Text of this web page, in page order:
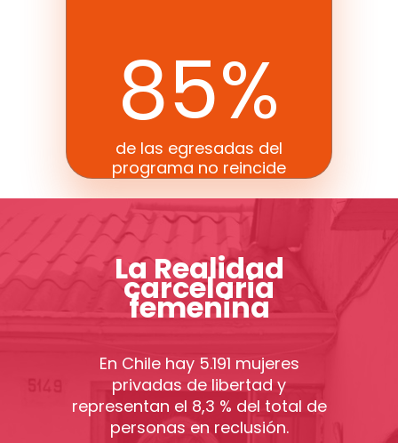
85%
de las egresadas del
programa no reincide
La Realidad
carcelaria
femenina
En Chile hay 5.191 mujeres
privadas de libertad y
representan el 8,3 % del total de
personas en reclusión.